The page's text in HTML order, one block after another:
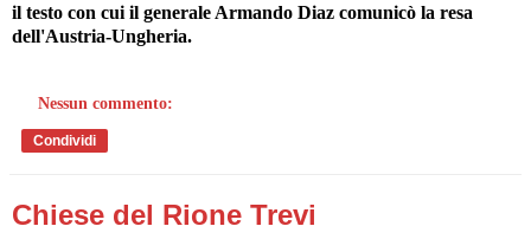
il testo con cui il generale Armando Diaz comunicò la resa
dell'Austria-Ungheria.
Nessun commento:
Condividi
Chiese del Rione Trevi